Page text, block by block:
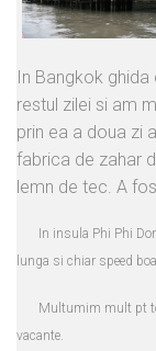
In Bangkok
restul zilei si am
prin ea a doua zi
fabrica de zahar
lemn de tec. A
In insula Phi Phi
lunga si chiar speed
Multumim mult pt
vacante.